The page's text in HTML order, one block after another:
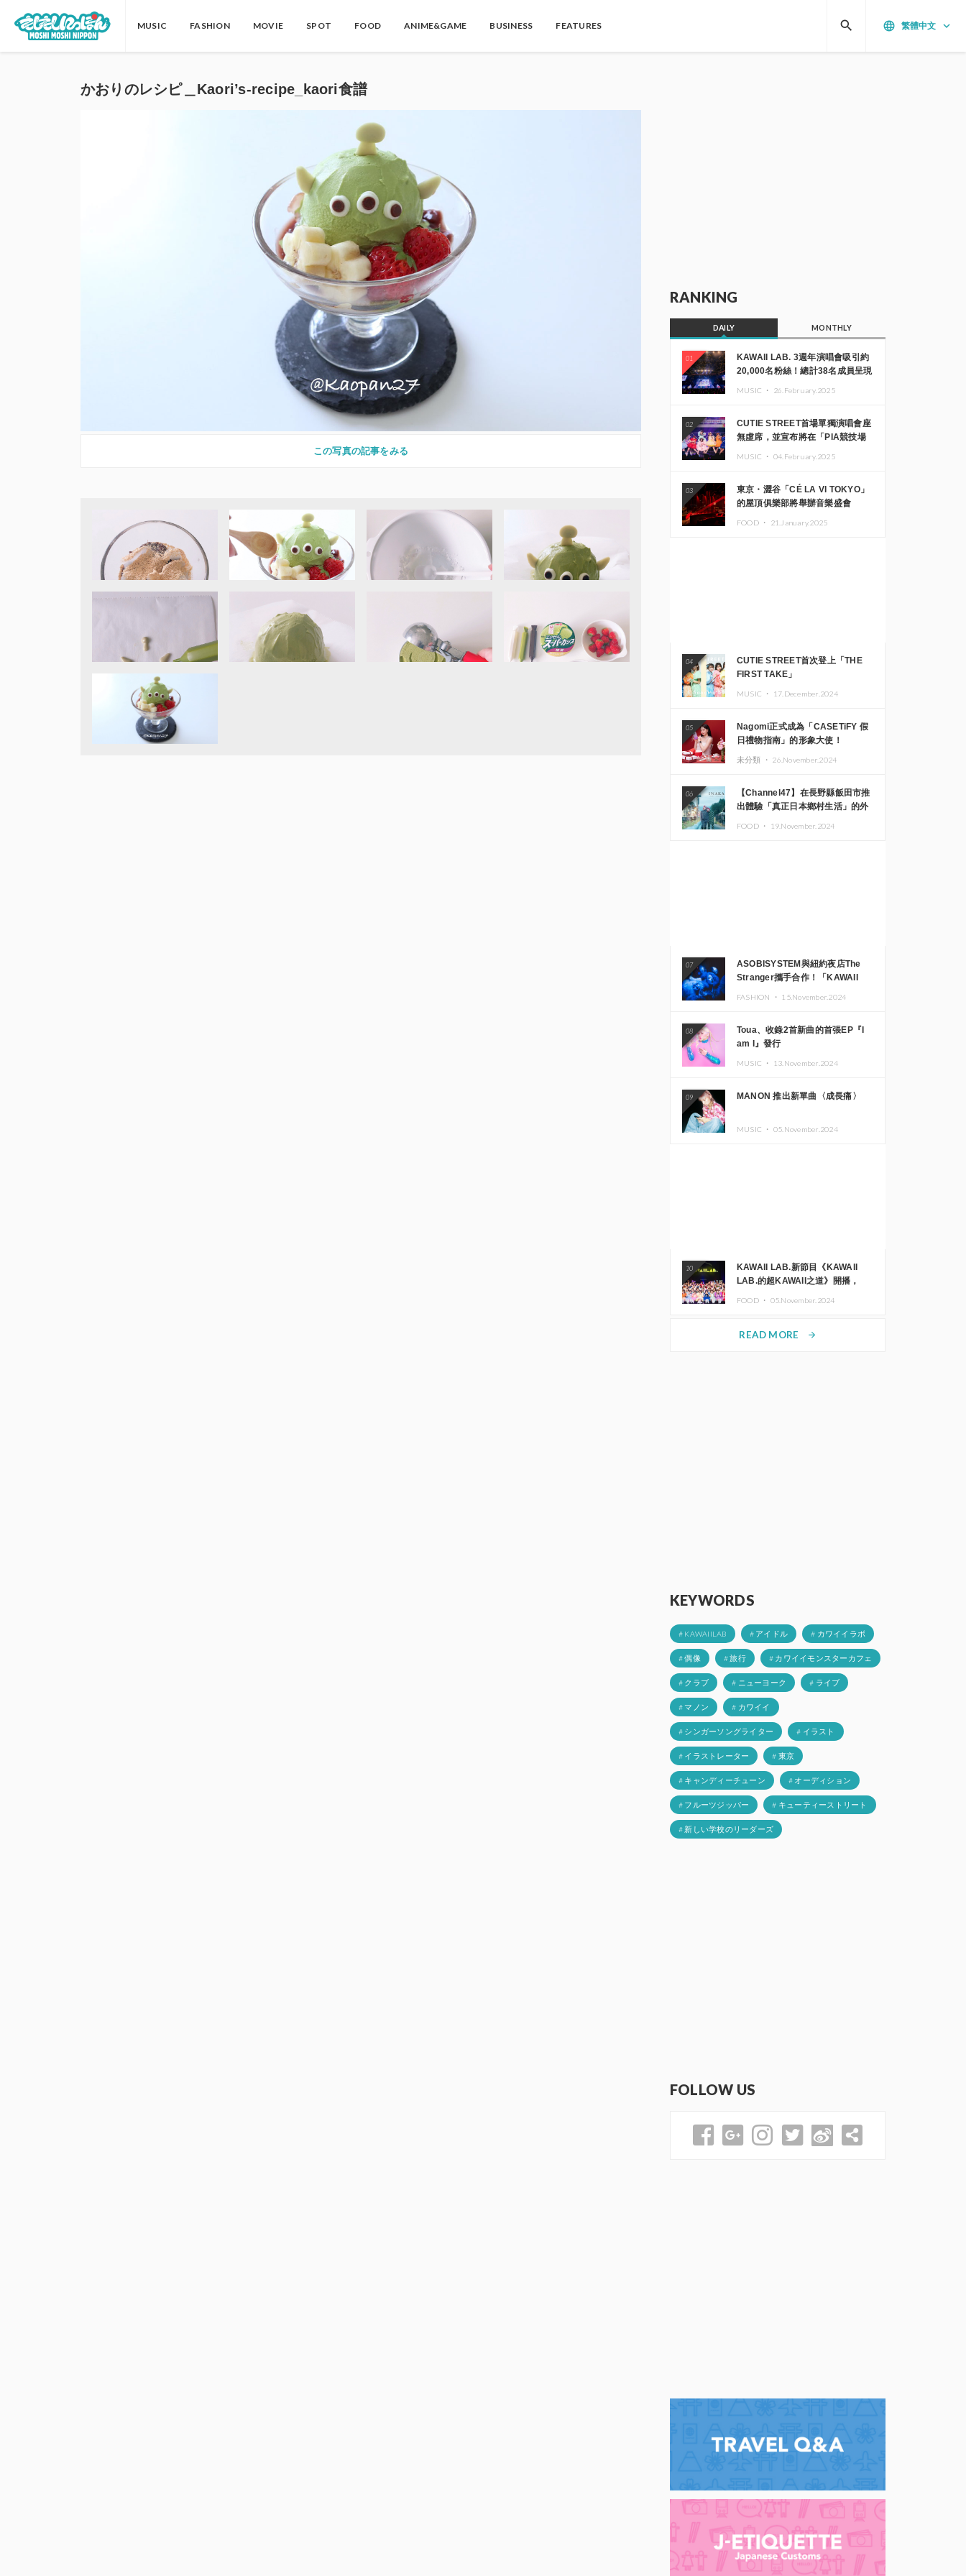
MUSIC FASHION MOVIE SPOT FOOD ANIME&GAME BUSINESS FEATURES language 繁體中文 keyboard_arrow_down
search
かおりのレシピ＿Kaori’s-recipe_kaori食譜
この写真の記事をみる
RANKING
DAILY MONTHLY
01
KAWAII LAB. 3週年演唱會吸引約
20,000名粉絲！總計38名成員呈現
MUSIC ・ 26.February.2025
02
CUTIE STREET首場單獨演唱會座
無虛席，並宣布將在「PIA競技場
MUSIC ・ 04.February.2025
03
東京・澀谷「CÉ LA VI TOKYO」
的屋頂俱樂部將舉辦音樂盛會
FOOD ・ 21.January.2025
04
CUTIE STREET首次登上「THE
FIRST TAKE」
MUSIC ・ 17.December.2024
05
Nagomi正式成為「CASETiFY 假
日禮物指南」的形象大使！
未分類 ・ 26.November.2024
06
【Channel47】在長野縣飯田市推
出體驗「真正日本鄉村生活」的外
FOOD ・ 19.November.2024
07
ASOBISYSTEM與紐約夜店The
Stranger攜手合作！「KAWAII
FASHION ・ 15.November.2024
08
Toua、收錄2首新曲的首張EP『I
am I』發行
MUSIC ・ 13.November.2024
09 MANON 推出新單曲〈成長痛〉
MUSIC ・ 05.November.2024
10
KAWAII LAB.新節目《KAWAII
LAB.的超KAWAII之道》開播，
FOOD ・ 05.November.2024
READ MORE arrow_forward
KEYWORDS
# KAWAIILAB # アイドル # カワイイラボ
# 偶像 # 旅行 # カワイイモンスターカフェ
# クラブ # ニューヨーク # ライブ
# マノン # カワイイ
# シンガーソングライター # イラスト
# イラストレーター # 東京
# キャンディーチューン # オーディション
# フルーツジッパー # キューティーストリート
# 新しい学校のリーダーズ
FOLLOW US